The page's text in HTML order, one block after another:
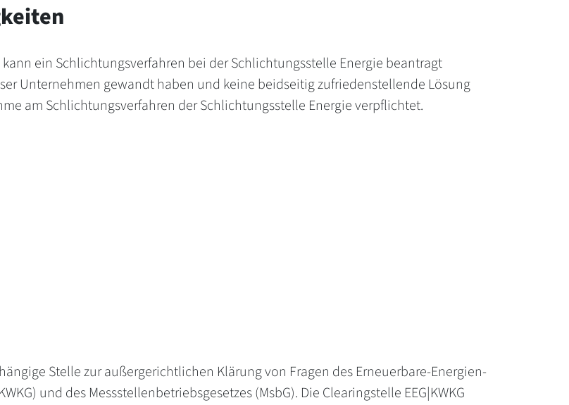
ein Schlichtungsverfahren bei der Schlichtungsstelle Energie beantragt
Unternehmen gewandt haben und keine beidseitig zufriedenstellende Lösung
am Schlichtungsverfahren der Schlichtungsstelle Energie verpflichtet.
Stelle zur außergerichtlichen Klärung von Fragen des Erneuerbare-Energien-
und des Messstellenbetriebsgesetzes (MsbG). Die Clearingstelle EEG|KWKG